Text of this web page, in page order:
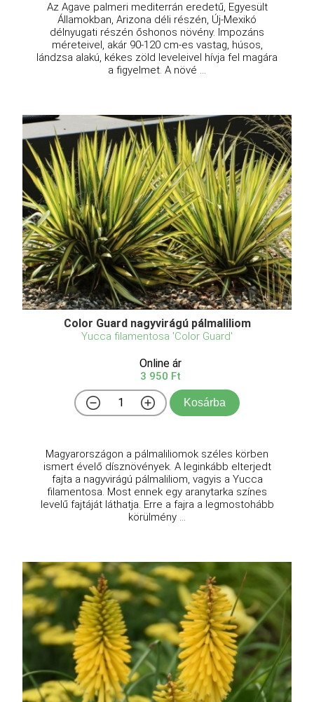
Az Agave palmeri mediterrán eredetű, Egyesült
Államokban, Arizona déli részén, Új-Mexikó
délnyugati részén őshonos növény. Impozáns
méreteivel, akár 90-120 cm-es vastag, húsos,
lándzsa alakú, kékes zöld leveleivel hívja fel magára
a figyelmet. A növé ...
Color Guard nagyvirágú pálmaliliom
Yucca filamentosa 'Color Guard'
Online ár
3 950 Ft
Kosárba
Magyarországon a pálmaliliomok széles körben
ismert évelő dísznövények. A leginkább elterjedt
fajta a nagyvirágú pálmaliliom, vagyis a Yucca
filamentosa. Most ennek egy aranytarka színes
levelű fajtáját láthatja. Erre a fajra a legmostohább
körülmény ...